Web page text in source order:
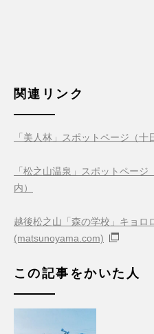
関連リンク
「美人林」スポットページ（十
「松之山温泉」スポットペー
内）
越後松之山「森の学校」キョロ
(matsunoyama.com)
この記事をかいた人